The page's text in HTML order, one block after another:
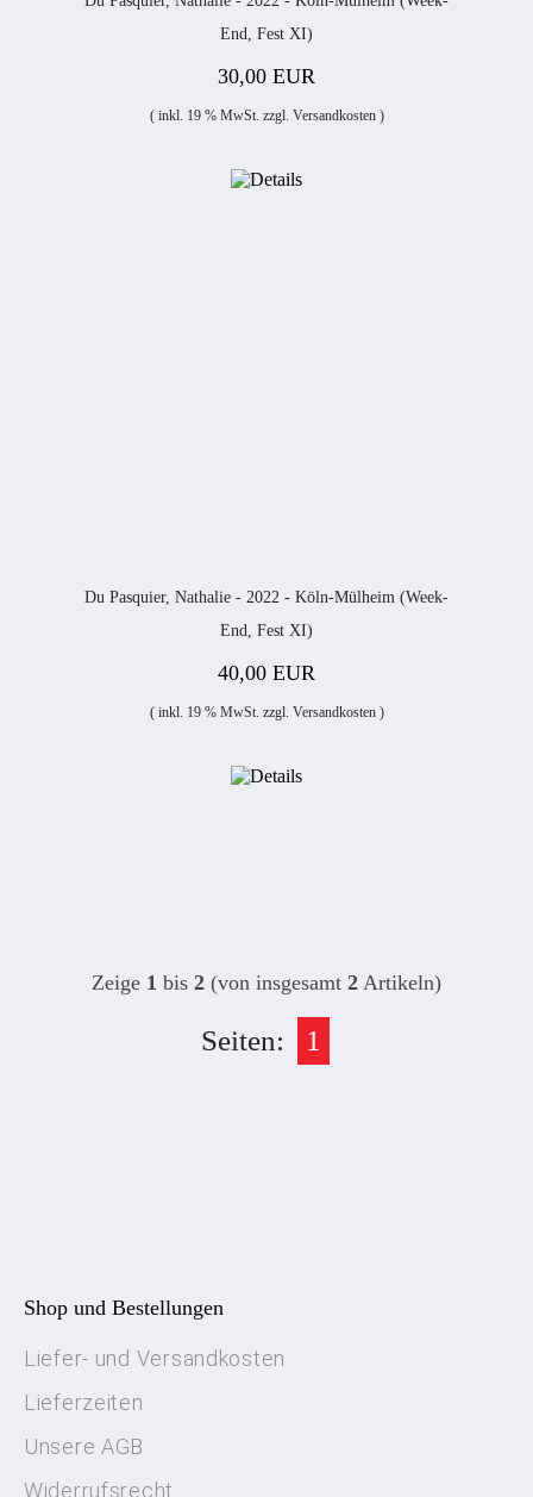
End, Fest XI)
30,00 EUR
( inkl. 19 % MwSt. zzgl. Versandkosten)
Du Pasquier, Nathalie - 2022 - Köln-Mülheim (Week-
End, Fest XI)
40,00 EUR
( inkl. 19 % MwSt. zzgl. Versandkosten)
Zeige 1 bis 2 (von insgesamt 2 Artikeln)
Seiten: 1
Shop und Bestellungen
Liefer- und Versandkosten
Lieferzeiten
Unsere AGB
Widerrufsrecht